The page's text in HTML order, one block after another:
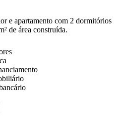
e apartamento com 2 dormitórios
de área construída.